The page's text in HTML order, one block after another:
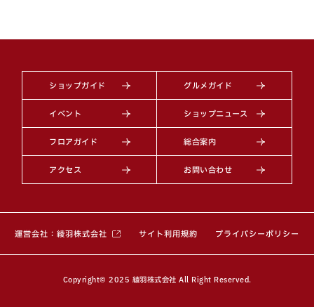
ショップガイド グルメガイド
イベント ショップニュース
フロアガイド 総合案内
アクセス お問い合わせ
運営会社：綾羽株式会社 （別ウィンドウで開きます）
サイト利用規約 プライバシーポリシー
Copyright© 2025 綾羽株式会社 All Right Reserved.